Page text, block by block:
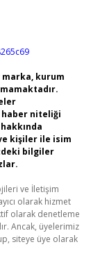
kurum
haber niteliği
kişiler ile isim
bilgiler
ve İletişim
olarak hizmet
olarak denetleme
Ancak, üyelerimiz
siteye üye olarak